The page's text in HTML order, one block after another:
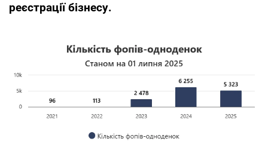
реєстрації бізнесу.